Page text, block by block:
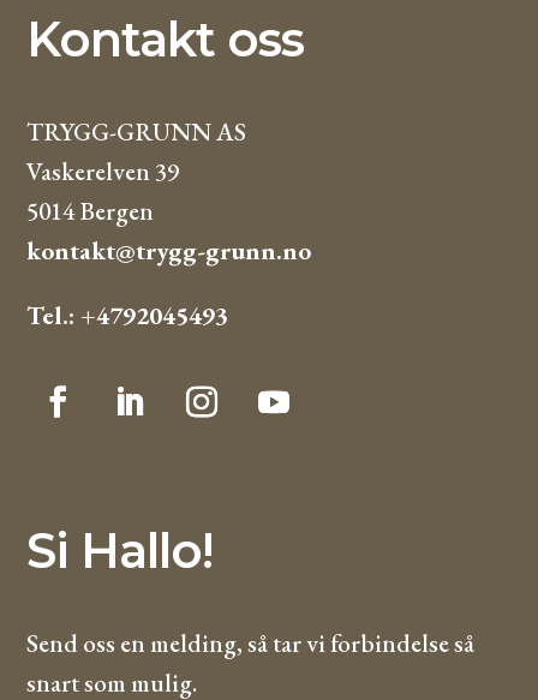
Kontakt oss
TRYGG-GRUNN AS
Vaskerelven 39
5014 Bergen
kontakt@trygg-grunn.no
Tel.: +4792045493
Si Hallo!
Send oss en melding, så tar vi forbindelse så
snart som mulig.